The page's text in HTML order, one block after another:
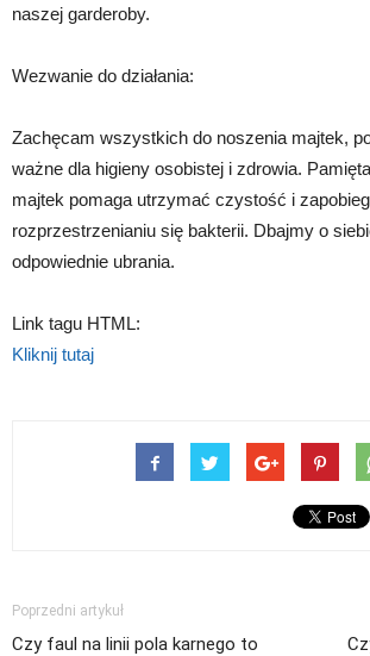
naszej garderoby.
Wezwanie do działania:
Zachęcam wszystkich do noszenia majtek,
ważne dla higieny osobistej i zdrowia.
majtek pomaga utrzymać czystość i
rozprzestrzenianiu się bakterii. Dbajmy o
odpowiednie ubrania.
Link tagu HTML:
Kliknij tutaj
Poprzedni artykuł
Czy faul na linii pola karnego to